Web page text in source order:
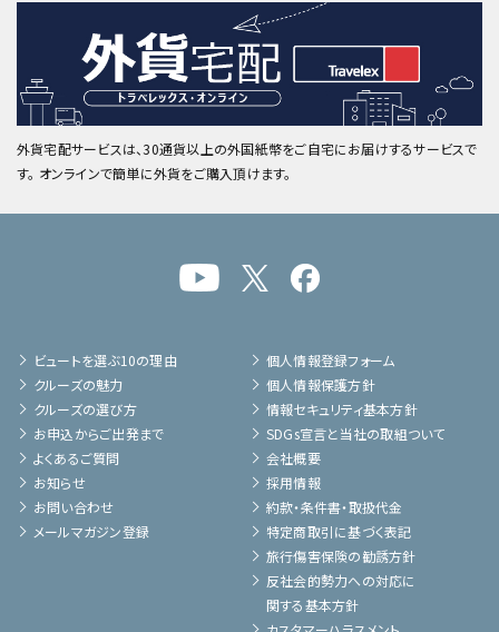
外貨宅配サービスは、30通貨以上の外国紙幣をご自宅にお届けするサービスで
す。 オンラインで簡単に外貨をご購入頂けます。
ビュートを選ぶ10の理由
クルーズの魅力
クルーズの選び方
お申込からご出発まで
よくあるご質問
お知らせ
お問い合わせ
メールマガジン登録
個人情報登録フォーム
個人情報保護方針
情報セキュリティ基本方針
SDGs宣言と当社の取組ついて
会社概要
採用情報
約款・条件書・取扱代金
特定商取引に基づく表記
旅行傷害保険の勧誘方針
反社会的勢力への対応に
関する基本方針